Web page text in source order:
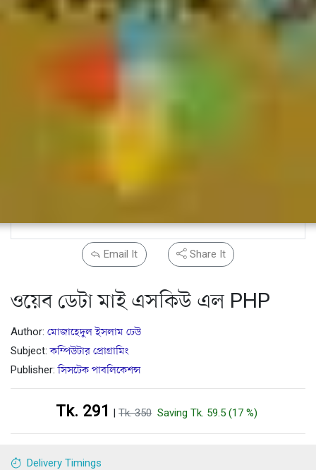
Email It Share It
ওয়েব ডেটা মাই এসকিউ এল PHP
Author: মোজাহেদুল ইসলাম ঢেউ
Subject:কম্পিউটার প্রোগ্রামিং
Publisher:সিসটেক পাবলিকেশন্স
Tk. 291 |Tk. 350 Saving Tk. 59.5 (17 %)
Delivery Timings